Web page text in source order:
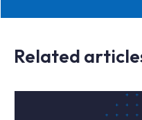
Related